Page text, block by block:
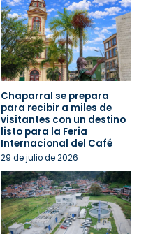
Chaparral se prepara
para recibir a miles de
visitantes con un destino
listo para la Feria
Internacional del Café
29 de julio de 2026